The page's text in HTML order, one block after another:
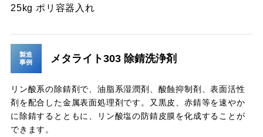
25kg ポリ容器入れ
製造
事例
メタライト303 除錆洗浄剤
リン酸系の除錆剤で、油脂系湿潤剤、酸蝕抑制剤、表面活性
剤を配合した金属表面処理剤です。又黒皮、赤錆等を速やか
に除錆するとともに、リン酸塩の防錆皮膜を化成することが
できます。